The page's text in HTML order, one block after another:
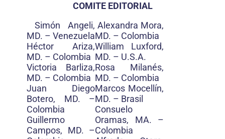
COMITE EDITORIAL
Simón Angeli,
MD. – Venezuela
Héctor Ariza,
MD. – Colombia
Victoria Barliza,
MD. – Colombia
Juan Diego
Botero, MD. –
Colombia
Guillermo
Campos, MD. –
Alexandra Mora,
MD. – Colombia
William Luxford,
MD. – U.S.A.
Rosa Milanés,
MD. – Colombia
Marcos Mocellín,
MD. – Brasil
Consuelo
Oramas, MA. –
Colombia